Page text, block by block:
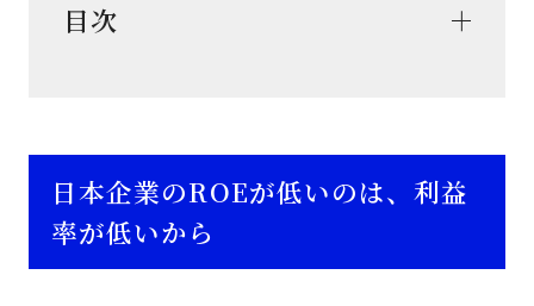
目次
日本企業のROEが低いのは、利益
率が低いから